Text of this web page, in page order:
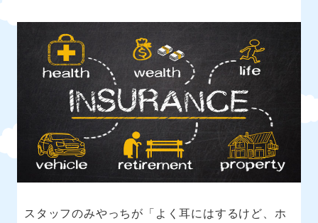
スタッフのみやっちが「よく耳にはするけど、ホ